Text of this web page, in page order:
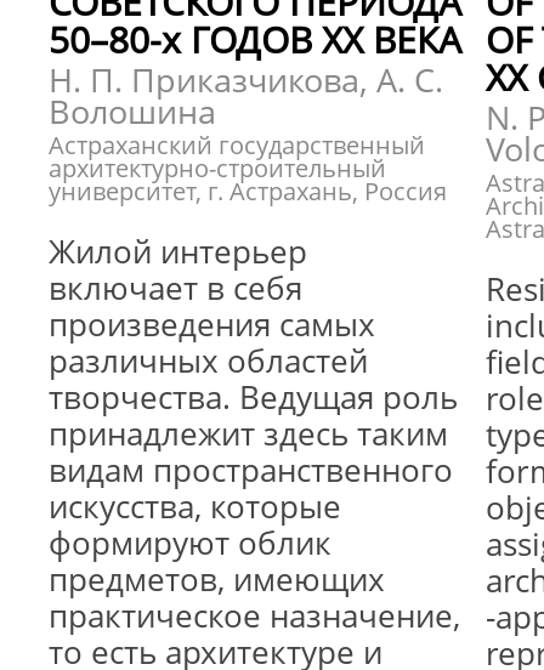
50–80-х ГОДОВ ХХ ВЕКА
Н. П. Приказчикова, А. С.
Волошина
Астраханский государственный
архитектурно-строительный
университет, г. Астрахань, Россия
Жилой интерьер
включает в себя
произведения самых
различных областей
творчества. Ведущая роль
принадлежит здесь таким
видам пространственного
искусства, которые
формируют облик
предметов, имеющих
практическое назначение,
то есть архитектуре и
XX
N.
-